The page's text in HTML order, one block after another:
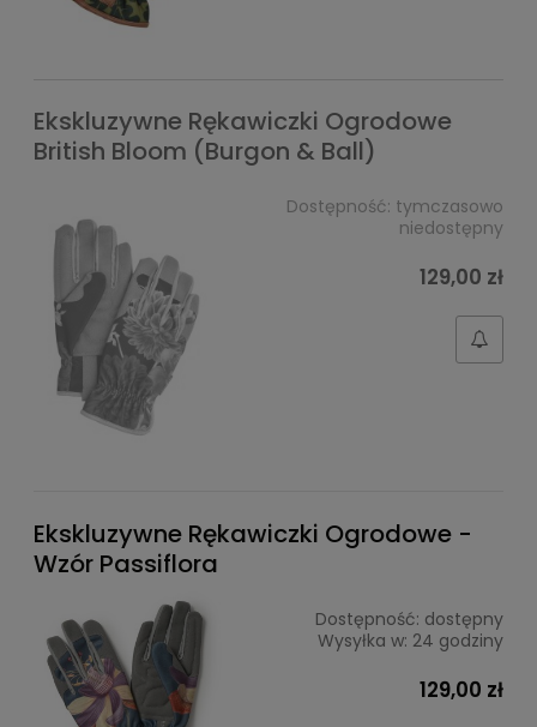
Ekskluzywne Rękawiczki Ogrodowe
British Bloom (Burgon & Ball)
Dostępność: tymczasowo
niedostępny
129,00 zł
Ekskluzywne Rękawiczki Ogrodowe -
Wzór Passiflora
Dostępność: dostępny
Wysyłka w: 24 godziny
129,00 zł